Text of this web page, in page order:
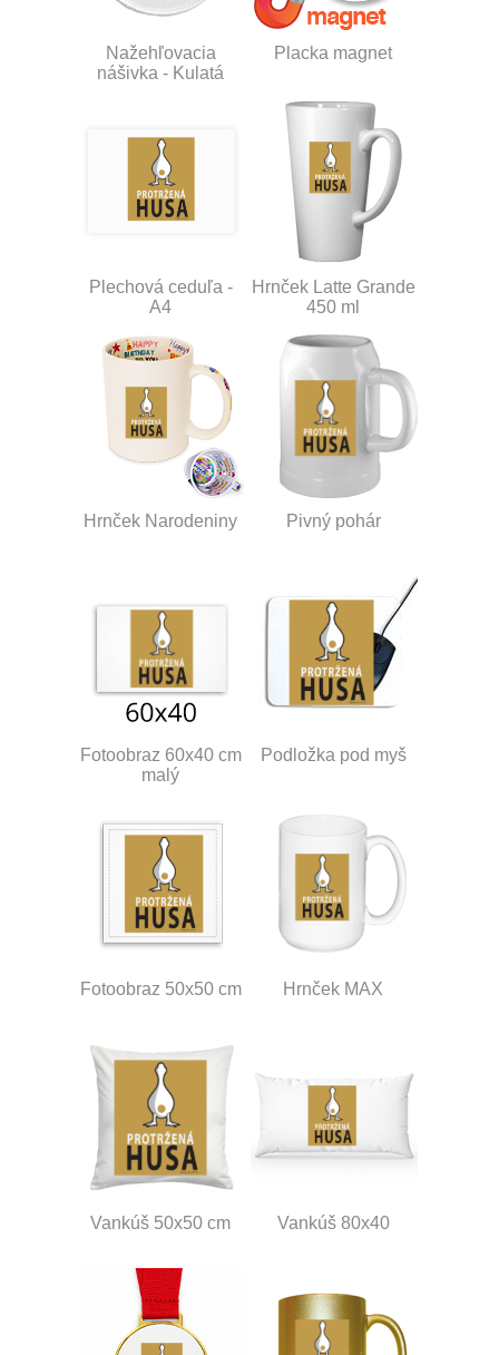
Nažehľovacia
nášivka - Kulatá
Placka magnet
Plechová ceduľa -
A4
Hrnček Latte Grande
450 ml
Hrnček Narodeniny Pivný pohár
Fotoobraz 60x40 cm
malý
Podložka pod myš
Fotoobraz 50x50 cm Hrnček MAX
Vankúš 50x50 cm Vankúš 80x40